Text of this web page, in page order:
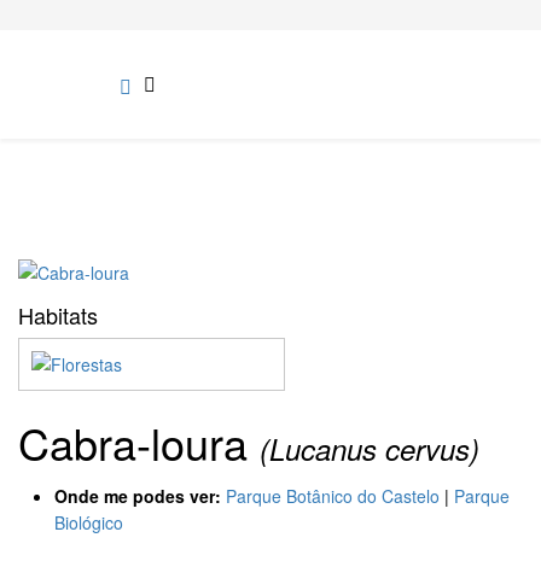
Habitats
Cabra-loura (Lucanus cervus)
Onde me podes ver: Parque Botânico do Castelo | Parque
Biológico